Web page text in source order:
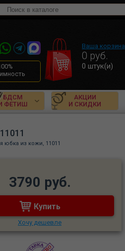
Ваша корзина
0 руб.
0 штук(и)
БДСМ
ФЕТИШ
АКЦИИ
И СКИДКИ
юбка из кожи, 11011
3790 руб.
Купить
Хочу дешевле